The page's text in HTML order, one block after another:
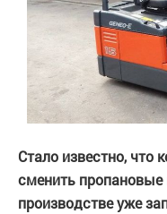
Стало известно, что
сменить пропановые
производстве уже